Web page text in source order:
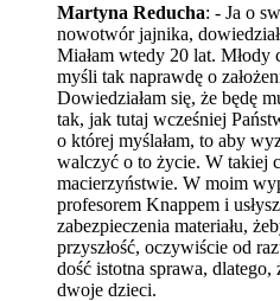
Martyna Reducha: - Ja o
nowotwór jajnika,
Miałam wtedy 20 lat. Młody
myśli tak naprawdę o
Dowiedziałam się, że będę
tak, jak tutaj wcześniej
o której myślałam, to aby
walczyć o to życie. W takiej
macierzyństwie. W moim
profesorem Knappem i
zabezpieczenia materiału,
przyszłość, oczywiście od
dość istotna sprawa,
dwoje dzieci.